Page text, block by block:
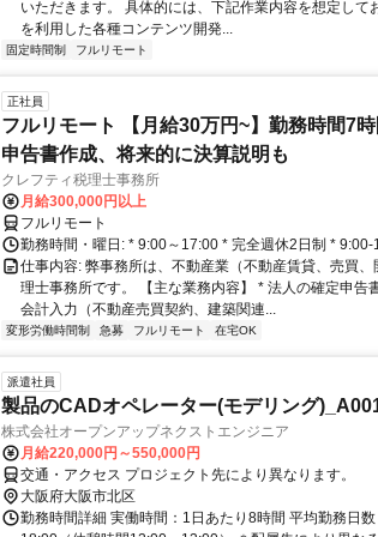
いただきます。 具体的には、下記作業内容を想定して
を利用した各種コンテンツ開発...
固定時間制 フルリモート
正社員
フルリモート 【月給30万円~】勤務時間7
申告書作成、将来的に決算説明も
クレフティ税理士事務所
月給300,000円以上
フルリモート
勤務時間・曜日: * 9:00～17:00 * 完全週休2日制 *
仕事内容: 弊事務所は、不動産業（不動産賃貸、売買
理士事務所です。 【主な業務内容】 * 法人の確定申告
会計入力（不動産売買契約、建築関連...
変形労働時間制 急募 フルリモート 在宅OK
派遣社員
製品のCADオペレーター(モデリング
株式会社オープンアップネクストエンジニア
月給220,000円～550,000円
交通・アクセス プロジェクト先により異なります。
大阪府大阪市北区
勤務時間詳細 実働時間：1日あたり8時間 平均勤務日